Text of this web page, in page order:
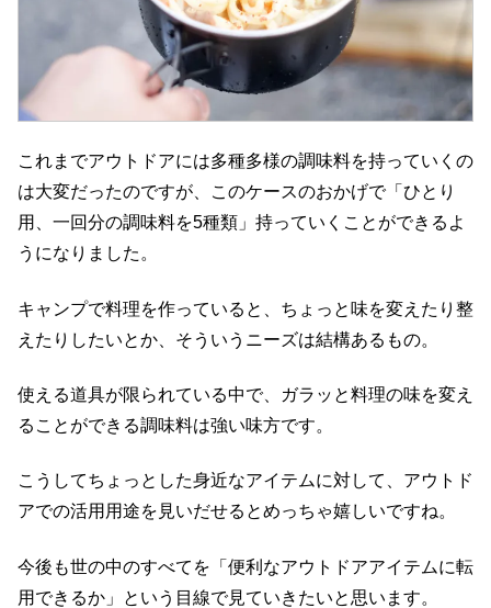
これまでアウトドアには多種多様の調味料を持っていくの
は大変だったのですが、このケースのおかげで「ひとり
用、一回分の調味料を5種類」持っていくことができるよ
うになりました。
キャンプで料理を作っていると、ちょっと味を変えたり整
えたりしたいとか、そういうニーズは結構あるもの。
使える道具が限られている中で、ガラッと料理の味を変え
ることができる調味料は強い味方です。
こうしてちょっとした身近なアイテムに対して、アウトド
アでの活用用途を見いだせるとめっちゃ嬉しいですね。
今後も世の中のすべてを「便利なアウトドアアイテムに転
用できるか」という目線で見ていきたいと思います。